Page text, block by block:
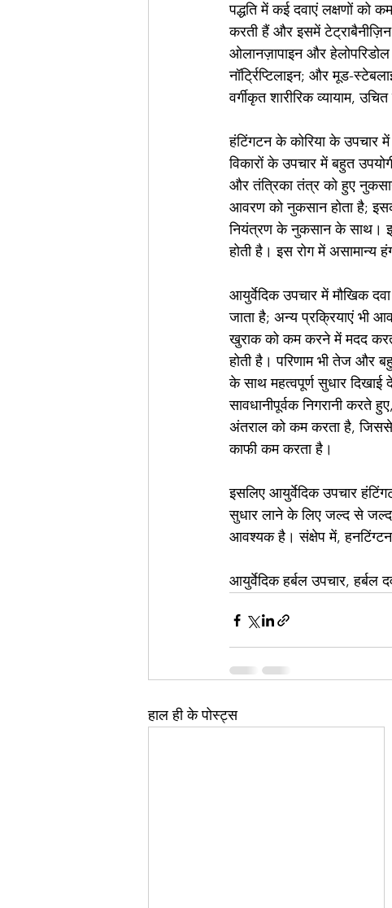
पद्धति में कई दवाएं लक्षणों को
करती हैं और इसमें
ओलानज़ापाइन और
नॉर्ट्रिप्टिलाइन; और मूड-
वर्गीकृत शारीरिक व्यायाम,
हंटिंगटन के कोरिया के उपचार
विकारों के उपचार में बहुत
और तंत्रिका तंत्र को हुए
आवरण को नुकसान होता है;
नियंत्रण के नुकसान के साथ।
होती है। इस रोग में असामान्य
आयुर्वेदिक उपचार में मौखिक
जाता है; अन्य प्रक्रियाएं भी
खुराक को कम करने में मदद
होती है। परिणाम भी तेज और
के साथ महत्वपूर्ण सुधार दिखाई
सावधानीपूर्वक निगरानी
अंतराल को कम करता है, जिससे
काफी कम करता है।
इसलिए आयुर्वेदिक उपचार
सुधार लाने के लिए जल्द से जल्द
आवश्यक है। संक्षेप में, हनटिंग्टन
आयुर्वेदिक हर्बल उपचार, हर्बल
हाल ही के पोस्ट्स